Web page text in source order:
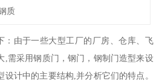
质
：由于一些大型工厂的厂房、仓库、飞
,需采用钢质门，钢门，钢制门造型来设
计中的主要结构,并分析它们的特点。